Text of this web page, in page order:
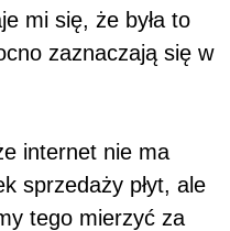
mi się, że była to
zaznaczają się w
internet nie ma
sprzedaży płyt, ale
tego mierzyć za